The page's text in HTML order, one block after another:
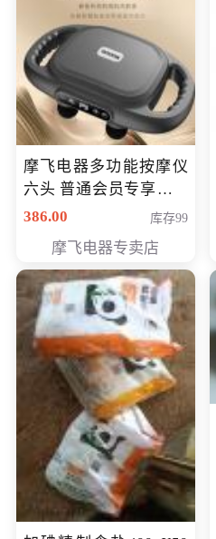
摩飞电器多功能按摩仪
六头 普通会员专享价格
199元
386.00 库存99
摩飞电器专卖店